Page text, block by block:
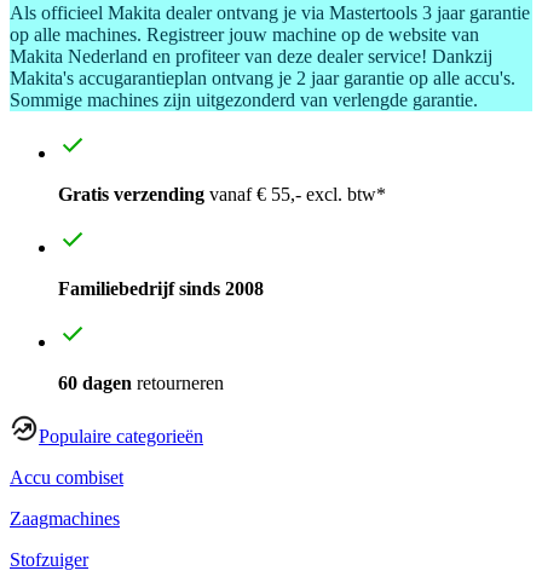
Als officieel Makita dealer ontvang je via Mastertools 3 jaar garantie
op alle machines. Registreer jouw machine op de website van
Makita Nederland en profiteer van deze dealer service! Dankzij
Makita's accugarantieplan ontvang je 2 jaar garantie op alle accu's.
Sommige machines zijn uitgezonderd van verlengde garantie.
Gratis verzending vanaf € 55,- excl. btw*
Familiebedrijf sinds 2008
60 dagen retourneren
Populaire categorieën
Accu combiset
Zaagmachines
Stofzuiger